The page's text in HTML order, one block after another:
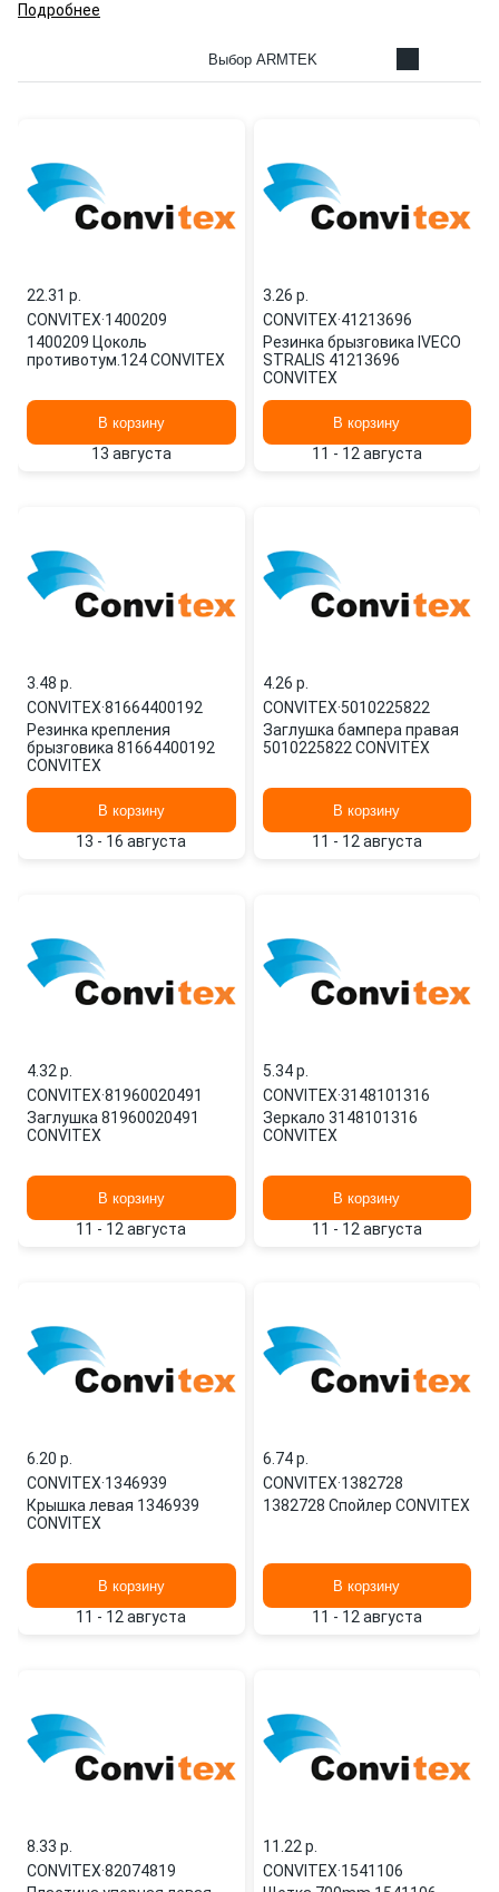
Подробнее
Выбор ARMTEK
22.31 p.
CONVITEX·1400209
1400209 Цоколь
противотум.124 CONVITEX
В корзину
13 августа
3.26 p.
CONVITEX·41213696
Резинка брызговика IVECO
STRALIS 41213696
CONVITEX
В корзину
11 - 12 августа
3.48 p.
CONVITEX·81664400192
Резинка крепления
брызговика 81664400192
CONVITEX
В корзину
13 - 16 августа
4.26 p.
CONVITEX·5010225822
Заглушка бампера правая
5010225822 CONVITEX
В корзину
11 - 12 августа
4.32 p.
CONVITEX·81960020491
Заглушка 81960020491
CONVITEX
В корзину
11 - 12 августа
5.34 p.
CONVITEX·3148101316
Зеркало 3148101316
CONVITEX
В корзину
11 - 12 августа
6.20 p.
CONVITEX·1346939
Крышка левая 1346939
CONVITEX
В корзину
11 - 12 августа
6.74 p.
CONVITEX·1382728
1382728 Спойлер CONVITEX
В корзину
11 - 12 августа
8.33 p.
CONVITEX·82074819
11.22 p.
CONVITEX·1541106